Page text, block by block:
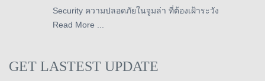
Security ความปลอดภัยในจูมล่า ที่ต้องเฝ้าระวัง
Read More ...
GET LASTEST UPDATE